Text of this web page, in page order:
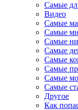
Самые
Видео
Самые
Самые
Самые
Самые
Самые
Самые
Самые
Самые
Другое
Как